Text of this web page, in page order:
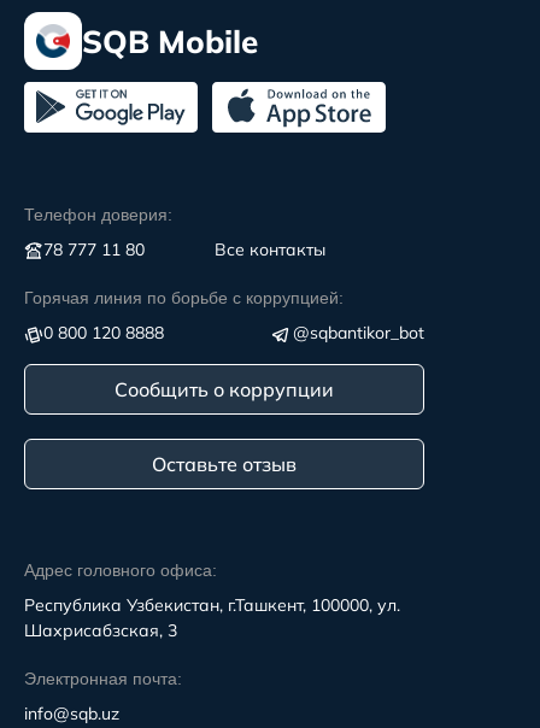
Адрес головного офиса:
Республика Узбекистан, г.Ташкент, 100000, ул.
Шахрисабзская, 3
Электронная почта:
info@sqb.uz
SQB Mobile
Телефон доверия:
78 777 11 80 Все контакты
Горячая линия по борьбе с коррупцией:
0 800 120 8888 @sqbantikor_bot
Сообщить о коррупции
Оставьте отзыв